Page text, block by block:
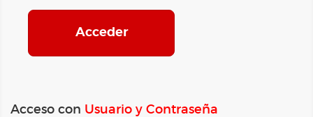
Acceder
Acceso con Usuario y Contraseña